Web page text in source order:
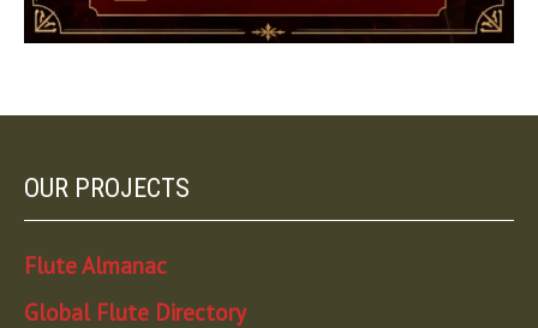
OUR PROJECTS
Flute Almanac
Global Flute Directory